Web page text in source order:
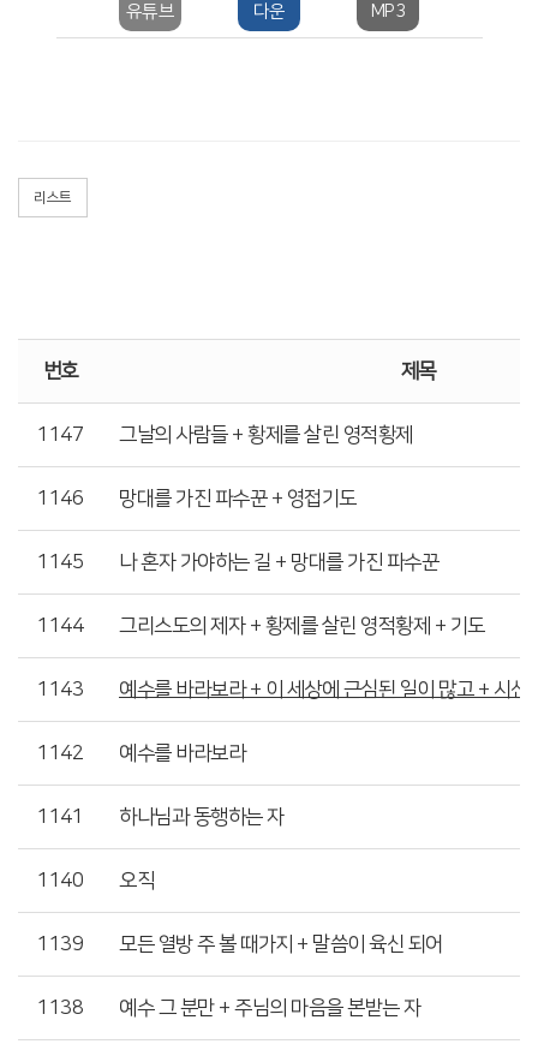
유튜브 다운 MP3
리스트
번호 제목
1147 그날의 사람들 + 황제를 살린 영적황제
1146 망대를 가진 파수꾼 + 영접기도
1145 나 혼자 가야하는 길 + 망대를 가진 파수꾼
1144 그리스도의 제자 + 황제를 살린 영적황제 + 기도
1143 예수를 바라보라 + 이 세상에 근심된 일이 많고 + 시선
1142 예수를 바라보라
1141 하나님과 동행하는 자
1140 오직
1139 모든 열방 주 볼 때가지 + 말씀이 육신 되어
1138 예수 그 분만 + 주님의 마음을 본받는 자